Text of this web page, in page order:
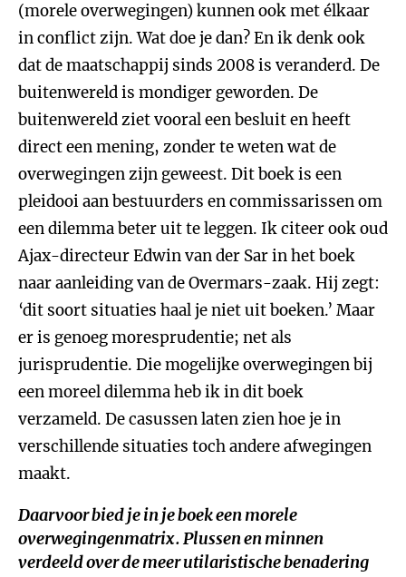
(morele overwegingen) kunnen ook met élkaar
in conflict zijn. Wat doe je dan? En ik denk ook
dat de maatschappij sinds 2008 is veranderd. De
buitenwereld is mondiger geworden. De
buitenwereld ziet vooral een besluit en heeft
direct een mening, zonder te weten wat de
overwegingen zijn geweest. Dit boek is een
pleidooi aan bestuurders en commissarissen om
een dilemma beter uit te leggen. Ik citeer ook oud
Ajax-directeur Edwin van der Sar in het boek
naar aanleiding van de Overmars-zaak. Hij zegt:
‘dit soort situaties haal je niet uit boeken.’ Maar
er is genoeg moresprudentie; net als
jurisprudentie. Die mogelijke overwegingen bij
een moreel dilemma heb ik in dit boek
verzameld. De casussen laten zien hoe je in
verschillende situaties toch andere afwegingen
maakt.
Daarvoor bied je in je boek een morele
overwegingenmatrix. Plussen en minnen
verdeeld over de meer utilaristische benadering